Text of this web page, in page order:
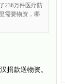
236万件医疗防
需要物资，哪
捐款送物资。